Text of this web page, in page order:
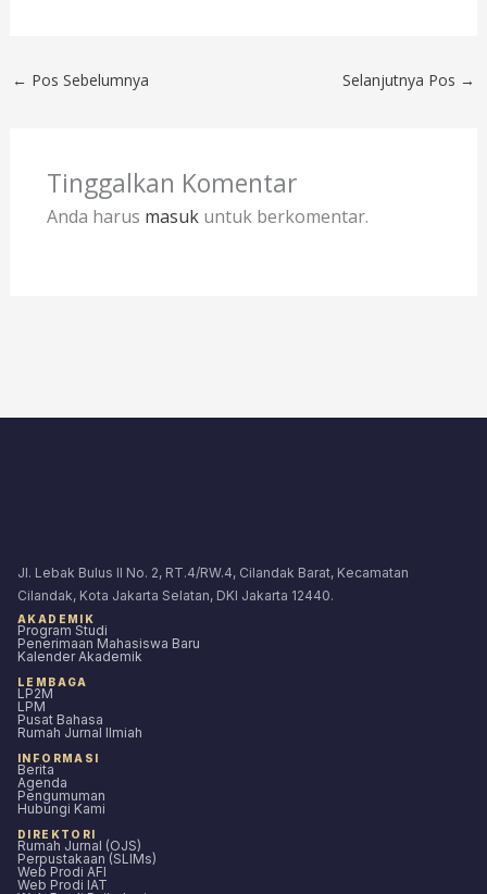
← Pos Sebelumnya Selanjutnya Pos →
Tinggalkan Komentar
Anda harus masukuntuk berkomentar.
Jl. Lebak Bulus II No. 2, RT.4/RW.4, Cilandak Barat, Kecamatan
Cilandak, Kota Jakarta Selatan, DKI Jakarta 12440.
AKADEMIK
Program Studi
Penerimaan Mahasiswa Baru
Kalender Akademik
LEMBAGA
LP2M
LPM
Pusat Bahasa
Rumah Jurnal Ilmiah
INFORMASI
Berita
Agenda
Pengumuman
Hubungi Kami
DIREKTORI
Rumah Jurnal (OJS)
Perpustakaan (SLIMs)
Web Prodi AFI
Web Prodi IAT